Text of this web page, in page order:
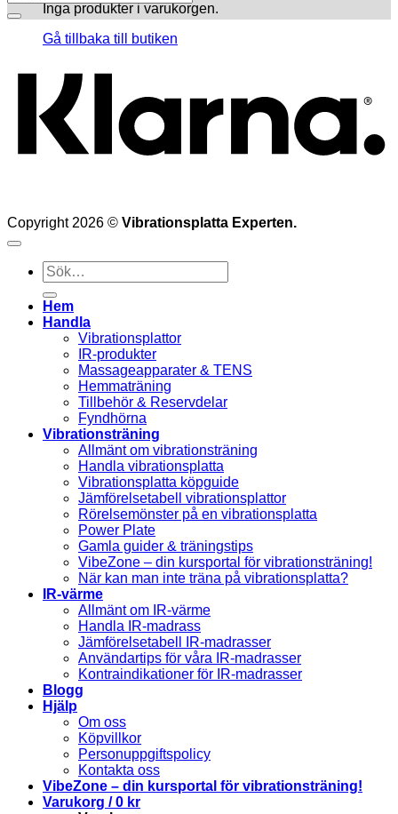
Inga produkter i varukorgen.
Gå tillbaka till butiken
Copyright 2026 © Vibrationsplatta Experten.
Sök
efter:
Hem
Handla
Vibrationsplattor
IR-produkter
Massageapparater & TENS
Hemmaträning
Tillbehör & Reservdelar
Fyndhörna
Vibrationsträning
Allmänt om vibrationsträning
Handla vibrationsplatta
Vibrationsplatta köpguide
Jämförelsetabell vibrationsplattor
Rörelsemönster på en vibrationsplatta
Power Plate
Gamla guider & träningstips
VibeZone – din kursportal för vibrationsträning!
När kan man inte träna på vibrationsplatta?
IR-värme
Allmänt om IR-värme
Handla IR-madrass
Jämförelsetabell IR-madrasser
Användartips för våra IR-madrasser
Kontraindikationer för IR-madrasser
Blogg
Hjälp
Om oss
Köpvillkor
Personuppgiftspolicy
Kontakta oss
VibeZone – din kursportal för vibrationsträning!
Varukorg /0 kr